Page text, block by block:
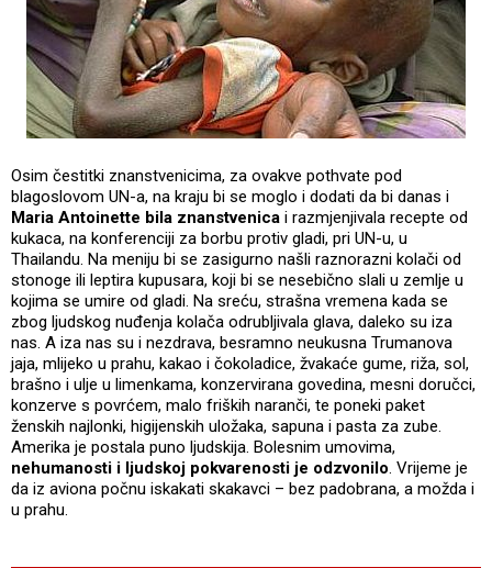
Osim čestitki znanstvenicima, za ovakve pothvate pod
blagoslovom UN-a, na kraju bi se moglo i dodati da bi danas i
Maria Antoinette bila znanstvenica i razmjenjivala recepte od
kukaca, na konferenciji za borbu protiv gladi, pri UN-u, u
Thailandu. Na meniju bi se zasigurno našli raznorazni kolači od
stonoge ili leptira kupusara, koji bi se nesebično slali u zemlje u
kojima se umire od gladi. Na sreću, strašna vremena kada se
zbog ljudskog nuđenja kolača odrubljivala glava, daleko su iza
nas. A iza nas su i nezdrava, besramno neukusna Trumanova
jaja, mlijeko u prahu, kakao i čokoladice, žvakaće gume, riža, sol,
brašno i ulje u limenkama, konzervirana govedina, mesni doručci,
konzerve s povrćem, malo friških naranči, te poneki paket
ženskih najlonki, higijenskih uložaka, sapuna i pasta za zube.
Amerika je postala puno ljudskija. Bolesnim umovima,
nehumanosti i ljudskoj pokvarenosti je odzvonilo. Vrijeme je
da iz aviona počnu iskakati skakavci – bez padobrana, a možda i
u prahu.